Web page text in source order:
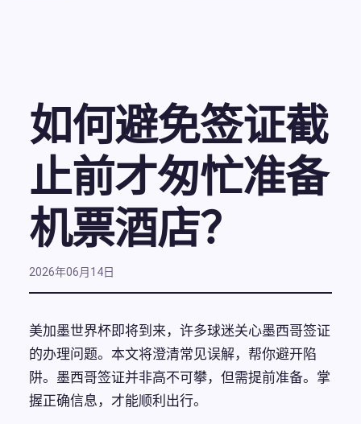
如何避免签证截
止前才匆忙准备
机票酒店？
2026年06月14日
美加墨世界杯即将到来，许多球迷关心墨西哥签证
的办理问题。本文将澄清常见误解，帮你避开陷
阱。墨西哥签证并非高不可攀，但需提前准备。掌
握正确信息，才能顺利出行。